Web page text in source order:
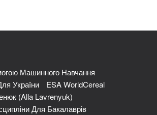
Машинного Навчання
України
ESA WorldCereal
(Alla Lavrenyuk)
Для Бакалаврів